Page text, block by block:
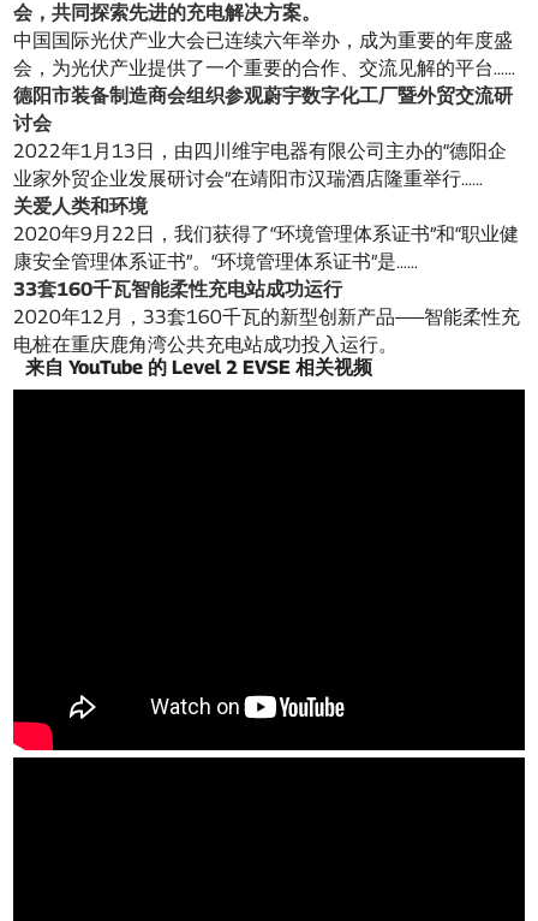
会，共同探索先进的充电解决方案。
中国国际光伏产业大会已连续六年举办，成为重要的年度盛
会，为光伏产业提供了一个重要的合作、交流见解的平台……
德阳市装备制造商会组织参观蔚宇数字化工厂暨外贸交流研
讨会
2022年1月13日，由四川维宇电器有限公司主办的“德阳企
业家外贸企业发展研讨会”在靖阳市汉瑞酒店隆重举行……
关爱人类和环境
2020年9月22日，我们获得了“环境管理体系证书”和“职业健
康安全管理体系证书”。“环境管理体系证书”是……
33套160千瓦智能柔性充电站成功运行
2020年12月，33套160千瓦的新型创新产品——智能柔性充
电桩在重庆鹿角湾公共充电站成功投入运行。
来自 YouTube 的 Level 2 EVSE 相关视频